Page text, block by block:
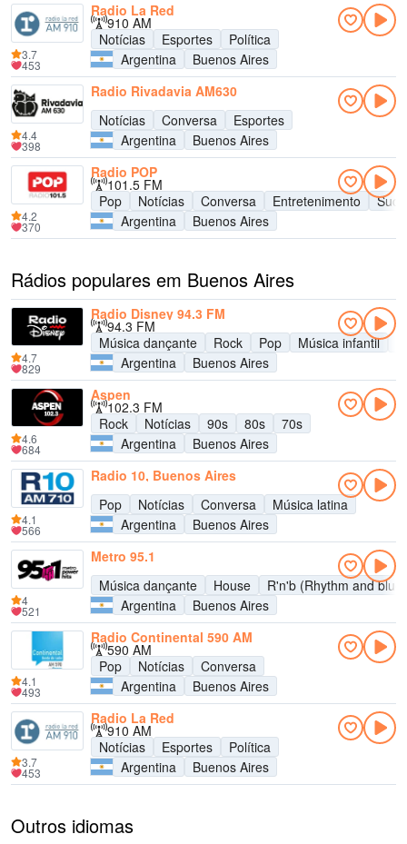
Radio La Red
910 AM
Notícias
Esportes
Política
Argentina
Buenos Aires
3.7
453
Radio Rivadavia AM630
Notícias
Conversa
Esportes
Argentina
Buenos Aires
4.4
398
Radio POP
101.5 FM
Pop
Notícias Conversa Entretenimento
Argentina
Buenos Aires
4.2
370
Rádios populares em Buenos Aires
Radio Disney 94.3 FM
94.3 FM
Música dançante
Rock Pop Música infantil
Argentina
Buenos Aires
4.7
829
Aspen
102.3 FM
Rock
Notícias 90s 80s
70s
Argentina
Buenos Aires
4.6
684
Radio 10, Buenos Aires
Pop
Notícias Conversa
Música latina
Argentina
Buenos Aires
4.1
566
Metro 95.1
Música dançante
House
R'n'b (Rhythm and
Argentina
Buenos Aires
4
521
Radio Continental 590 AM
590 AM
Pop
Notícias
Conversa
Argentina
Buenos Aires
4.1
493
Radio La Red
910 AM
Notícias
Esportes
Política
Argentina
Buenos Aires
3.7
453
Outros idiomas